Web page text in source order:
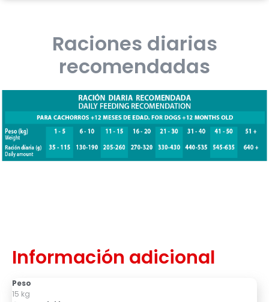
Raciones diarias
recomendadas
Información adicional
Peso
15 kg